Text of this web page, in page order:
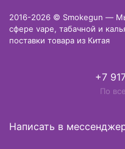
2016-2026 © Smokegun —
сфере vape, табачной и
поставки товара из Китая
+7
По
Написать в